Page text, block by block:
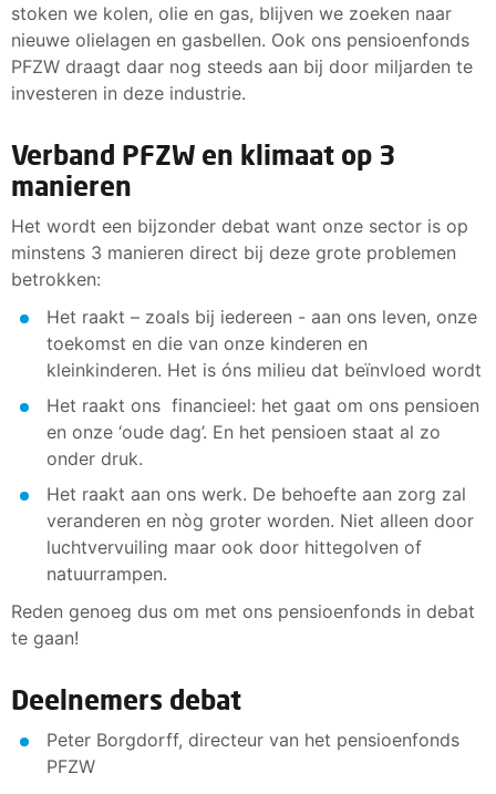
stoken we kolen, olie en gas, blijven we zoeken naar
nieuwe olielagen en gasbellen. Ook ons pensioenfonds
PFZW draagt daar nog steeds aan bij door miljarden te
investeren in deze industrie.
Verband PFZW en klimaat op 3
manieren
Het wordt een bijzonder debat want onze sector is op
minstens 3 manieren direct bij deze grote problemen
betrokken:
Het raakt – zoals bij iedereen - aan ons leven, onze
toekomst en die van onze kinderen en
kleinkinderen. Het is óns milieu dat beïnvloed wordt
Het raakt ons financieel: het gaat om ons pensioen
en onze ‘oude dag’. En het pensioen staat al zo
onder druk.
Het raakt aan ons werk. De behoefte aan zorg zal
veranderen en nòg groter worden. Niet alleen door
luchtvervuiling maar ook door hittegolven of
natuurrampen.
Reden genoeg dus om met ons pensioenfonds in debat
te gaan!
Deelnemers debat
Peter Borgdorff, directeur van het pensioenfonds
PFZW